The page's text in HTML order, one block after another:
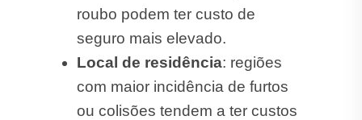
roubo podem ter custo de
seguro mais elevado.
Local de residência: regiões
com maior incidência de furtos
ou colisões tendem a ter custos